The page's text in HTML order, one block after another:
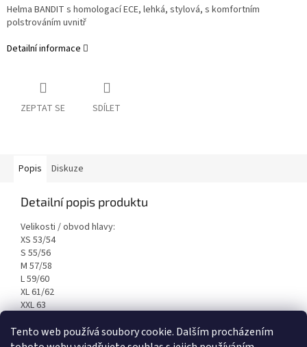
Tento web používá soubory cookie. Dalším procházením
Helma BANDIT s homologací ECE, lehká, stylová, s komfortním
polstrováním uvnitř
Detailní informace
ZEPTAT SE SDÍLET
Popis Diskuze
Detailní popis produktu
Velikosti / obvod hlavy:
XS 53/54
S 55/56
M 57/58
L 59/60
XL 61/62
XXL 63